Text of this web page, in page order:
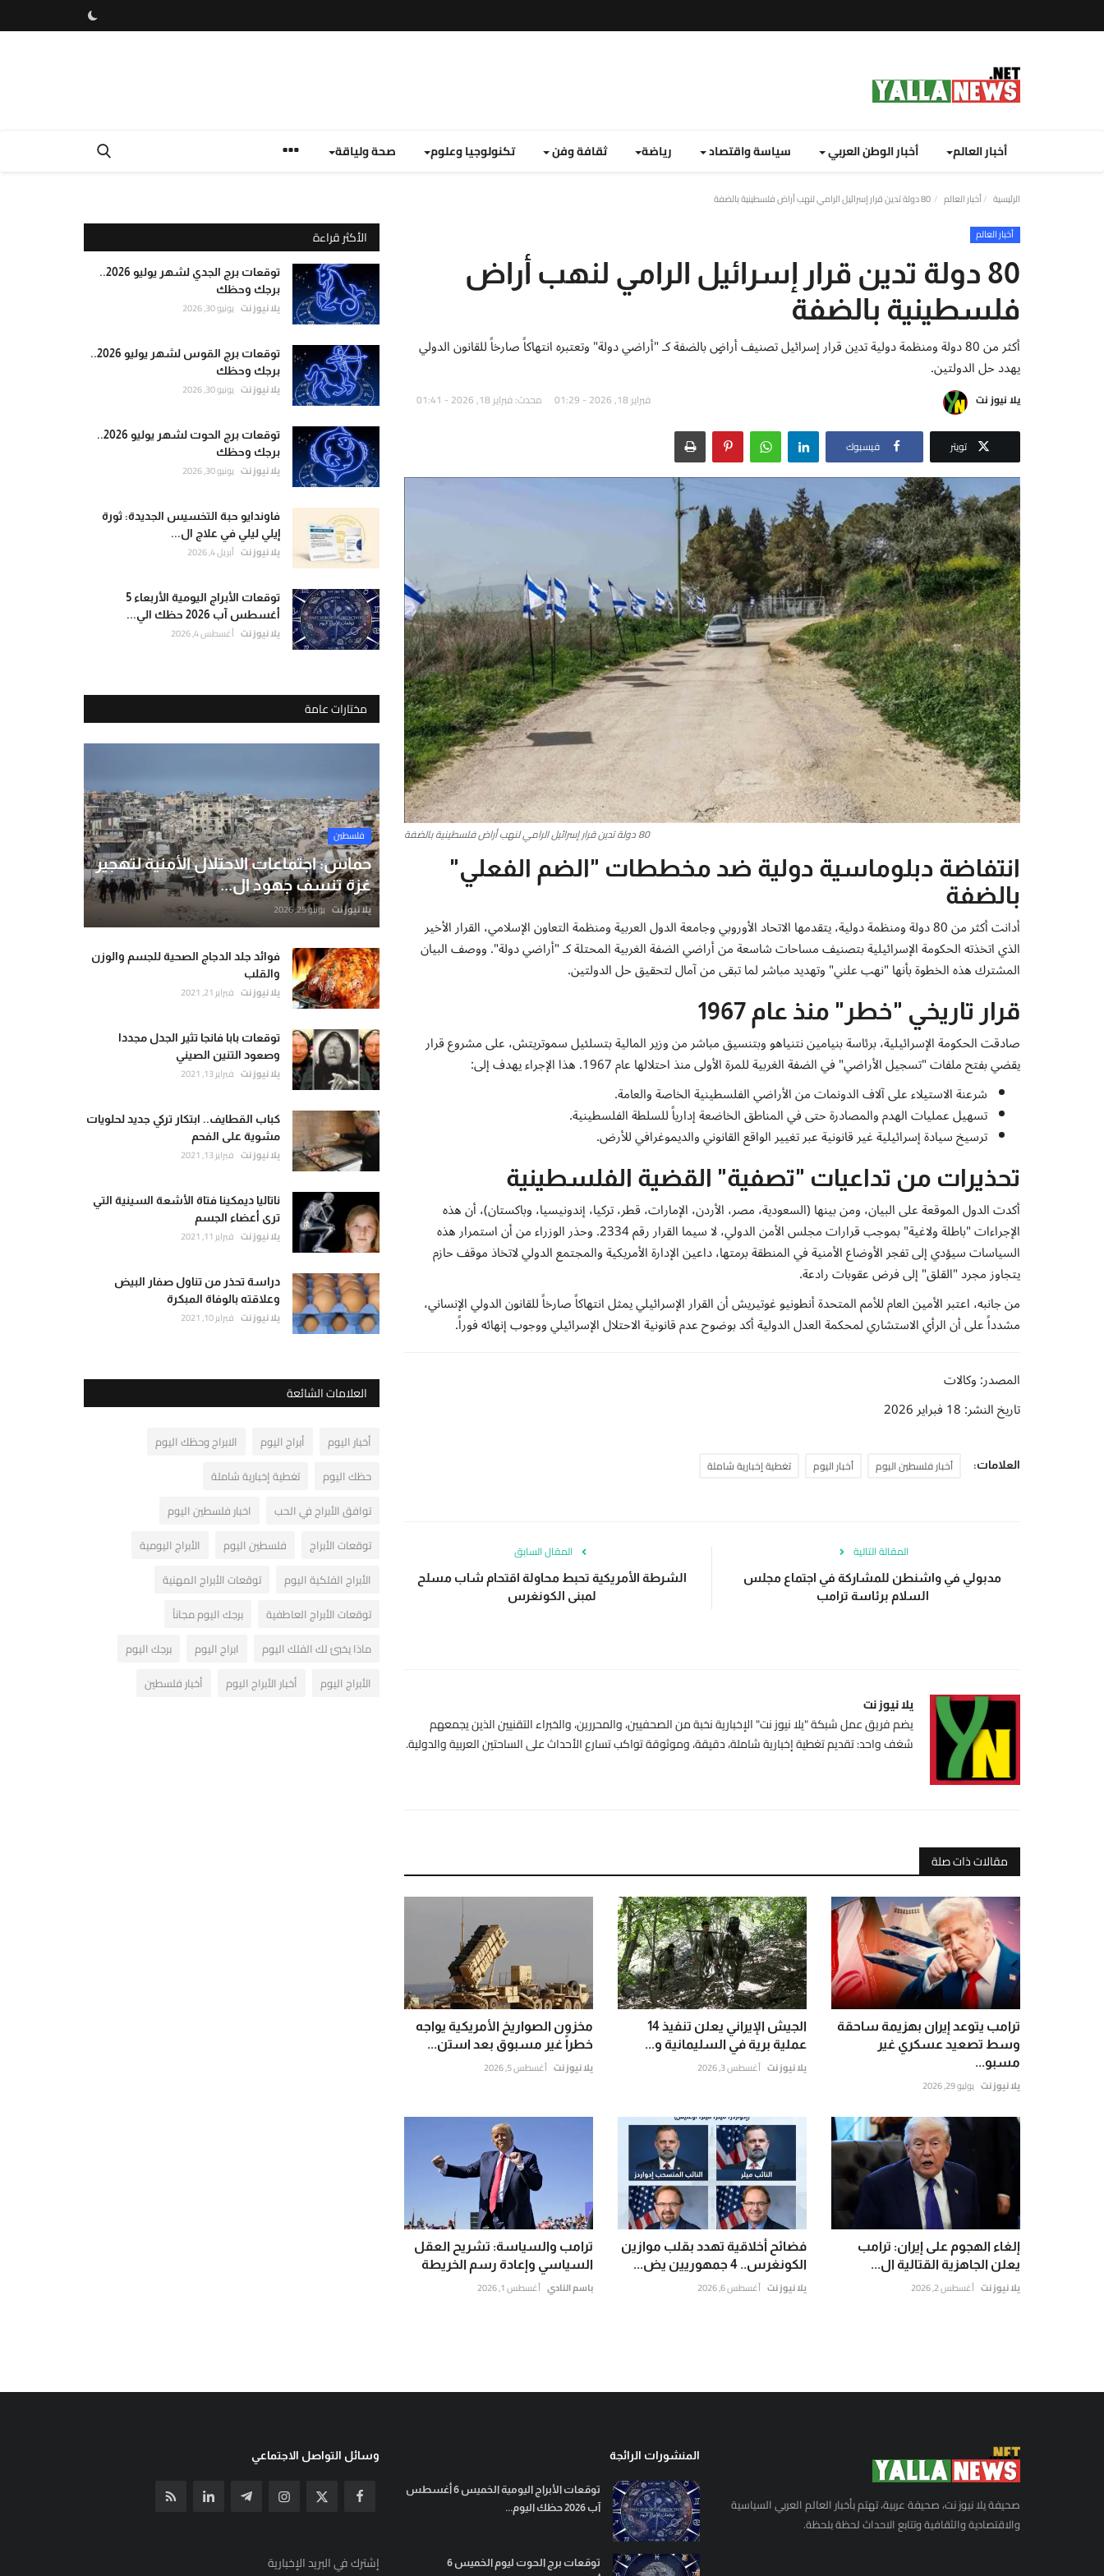
أخبار العالم أخبار الوطن العربي سياسة واقتصاد رياضة ثقافة وفن تكنولوجيا وعلوم صحة ولياقة
الرئيسية أخبار العالم
أخبار العالم
80 دولة تدين قرار إسرائيل الرامي لنهب أراض
فلسطينية بالضفة
أكثر من 80 دولة ومنظمة دولية تدين قرار إسرائيل تصنيف أراضٍ بالضفة كـ "أراضي دولة" وتعتبره انتهاكاً صارخاً للقانون الدولي
يهدد حل الدولتين.
يلا نيوز نت فبراير 18, 2026 - 01:29 محدث: فبراير 18, 2026 - 01:41
تويتر فيسبوك
80 دولة تدين قرار إسرائيل الرامي لنهب أراض فلسطينية بالضفة
انتفاضة دبلوماسية دولية ضد مخططات "الضم الفعلي"
بالضفة
أدانت أكثر من 80 دولة ومنظمة دولية، يتقدمها الاتحاد الأوروبي وجامعة الدول العربية ومنظمة التعاون الإسلامي، القرار الأخير
الذي اتخذته الحكومة الإسرائيلية بتصنيف مساحات شاسعة من أراضي الضفة الغربية المحتلة كـ "أراضي دولة". ووصف البيان
المشترك هذه الخطوة بأنها "نهب علني" وتهديد مباشر لما تبقى من آمال لتحقيق حل الدولتين.
قرار تاريخي "خطر" منذ عام 1967
صادقت الحكومة الإسرائيلية، برئاسة بنيامين نتنياهو وبتنسيق مباشر من وزير المالية بتسلئيل سموتريتش، على مشروع قرار
يقضي بفتح ملفات "تسجيل الأراضي" في الضفة الغربية للمرة الأولى منذ احتلالها عام 1967. هذا الإجراء يهدف إلى:
شرعنة الاستيلاء على آلاف الدونمات من الأراضي الفلسطينية الخاصة والعامة.
تسهيل عمليات الهدم والمصادرة حتى في المناطق الخاضعة إدارياً للسلطة الفلسطينية.
ترسيخ سيادة إسرائيلية غير قانونية عبر تغيير الواقع القانوني والديموغرافي للأرض.
تحذيرات من تداعيات "تصفية" القضية الفلسطينية
أكدت الدول الموقعة على البيان، ومن بينها (السعودية، مصر، الأردن، الإمارات، قطر، تركيا، إندونيسيا، وباكستان)، أن هذه
الإجراءات "باطلة ولاغية" بموجب قرارات مجلس الأمن الدولي، لا سيما القرار رقم 2334. وحذر الوزراء من أن استمرار هذه
السياسات سيؤدي إلى تفجر الأوضاع الأمنية في المنطقة برمتها، داعين الإدارة الأمريكية والمجتمع الدولي لاتخاذ موقف حازم
يتجاوز مجرد "القلق" إلى فرض عقوبات رادعة.
من جانبه، اعتبر الأمين العام للأمم المتحدة أنطونيو غوتيريش أن القرار الإسرائيلي يمثل انتهاكاً صارخاً للقانون الدولي الإنساني،
مشدداً على أن الرأي الاستشاري لمحكمة العدل الدولية أكد بوضوح عدم قانونية الاحتلال الإسرائيلي ووجوب إنهائه فوراً.
المصدر: وكالات
تاريخ النشر: 18 فبراير 2026
العلامات: أخبار فلسطين اليوم أخبار اليوم تغطية إخبارية شاملة
المقال السابق
الشرطة الأمريكية تحبط محاولة اقتحام شاب مسلح
لمبنى الكونغرس
المقالة التالية
مدبولي في واشنطن للمشاركة في اجتماع مجلس
السلام برئاسة ترامب
يلا نيوز نت
يضم فريق عمل شبكة "يلا نيوز نت" الإخبارية نخبة من الصحفيين، والمحررين، والخبراء التقنيين الذين يجمعهم
شغف واحد: تقديم تغطية إخبارية شاملة، دقيقة، وموثوقة تواكب تسارع الأحداث على الساحتين العربية والدولية.
مقالات ذات صلة
ترامب يتوعد إيران بهزيمة ساحقة
وسط تصعيد عسكري غير
مسبو...
يلا نيوز نت يوليو 29, 2026
الجيش الإيراني يعلن تنفيذ 14
عملية برية في السليمانية و...
يلا نيوز نت أغسطس 3, 2026
مخزون الصواريخ الأمريكية يواجه
خطراً غير مسبوق بعد استن...
يلا نيوز نت أغسطس 5, 2026
إلغاء الهجوم على إيران: ترامب
يعلن الجاهزية القتالية ال...
يلا نيوز نت أغسطس 2, 2026
فضائح أخلاقية تهدد بقلب موازين
الكونغرس.. 4 جمهوريين يض...
يلا نيوز نت أغسطس 6, 2026
ترامب والسياسة: تشريح العقل
السياسي وإعادة رسم الخريطة
باسم النادي أغسطس 1, 2026
الأكثر قراءة
توقعات برج الجدي لشهر يوليو 2026..
برجك وحظك
يلا نيوز نت يونيو 30, 2026
توقعات برج القوس لشهر يوليو 2026..
برجك وحظك
يلا نيوز نت يونيو 30, 2026
توقعات برج الحوت لشهر يوليو 2026..
برجك وحظك
يلا نيوز نت يونيو 30, 2026
فاوندايو حبة التخسيس الجديدة: ثورة
إيلي ليلي في علاج ال...
يلا نيوز نت أبريل 4, 2026
توقعات الأبراج اليومية الأربعاء 5
أغسطس آب 2026 حظك الي...
يلا نيوز نت أغسطس 4, 2026
مختارات عامة
فلسطين
حماس: اجتماعات الاحتلال الأمنية لتهجير
غزة تنسف جهود ال...
يلا نيوز نت يونيو 25, 2026
فوائد جلد الدجاج الصحية للجسم والوزن
والقلب
يلا نيوز نت فبراير 21, 2021
توقعات بابا فانجا تثير الجدل مجددا
وصعود التنين الصيني
يلا نيوز نت فبراير 13, 2021
كباب القطايف.. ابتكار تركي جديد لحلويات
مشوية على الفحم
يلا نيوز نت فبراير 13, 2021
ناتاليا ديمكينا فتاة الأشعة السينية التي
ترى أعضاء الجسم
يلا نيوز نت فبراير 11, 2021
دراسة تحذر من تناول صفار البيض
وعلاقته بالوفاة المبكرة
يلا نيوز نت فبراير 10, 2021
العلامات الشائعة
أخبار اليوم أبراج اليوم
الابراج وحظك اليوم
حظك اليوم
تغطية إخبارية شاملة
توافق الأبراج في الحب
اخبار فلسطين اليوم
توقعات الأبراج
فلسطين اليوم
الأبراج اليومية
الأبراج الفلكية اليوم
توقعات الأبراج المهنية
توقعات الأبراج العاطفية
برجك اليوم مجاناً
ماذا يخبئ لك الفلك اليوم
ابراج اليوم
برجك اليوم
الأبراج اليوم
أخبار الأبراج اليوم أخبار فلسطين
صحيفة يلا نيوز نت، صحيفة عربية، تهتم بأخبار العالم العربي السياسية
والاقتصادية والثقافية وتتابع الاحداث لحظة بلحظة.
المنشورات الرائجة
توقعات الأبراج اليومية الخميس 6 أغسطس
آب 2026 حظك اليوم...
توقعات برج الحوت ليوم الخميس 6
وسائل التواصل الاجتماعي
إشترك في البريد الإخبارية